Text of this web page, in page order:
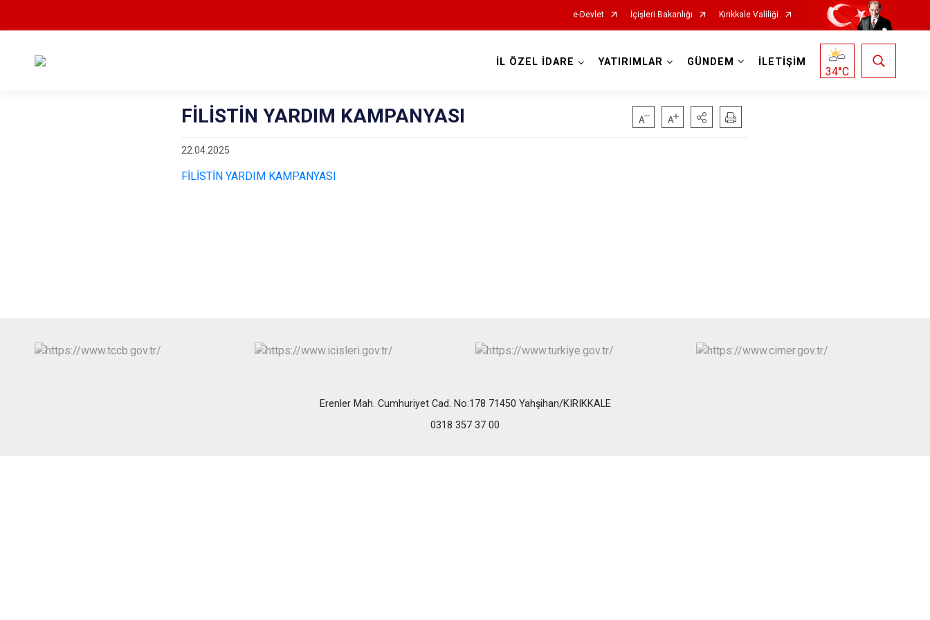
e-Devlet İçişleri Bakanlığı Kırıkkale Valiliği
İL ÖZEL İDARE YATIRIMLAR GÜNDEM İLETİŞİM
34°C
FİLİSTİN YARDIM KAMPANYASI
22.04.2025
FİLİSTİN YARDIM KAMPANYASI
Erenler Mah. Cumhuriyet Cad. No:178 71450 Yahşihan/KIRIKKALE
0318 357 37 00